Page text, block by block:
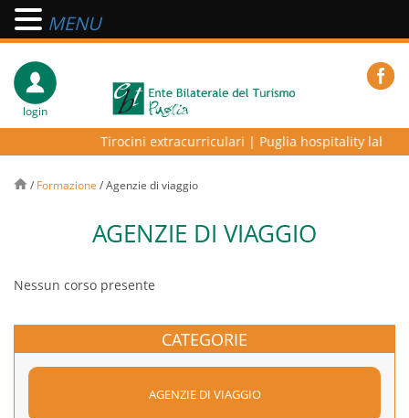
login
Tirocini extracurriculari|Puglia hospitality lab –
/ Formazione /Agenzie di viaggio
AGENZIE DI VIAGGIO
Nessun corso presente
CATEGORIE
AGENZIE DI VIAGGIO
MENU